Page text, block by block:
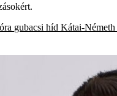
gubacsi híd Kátai-